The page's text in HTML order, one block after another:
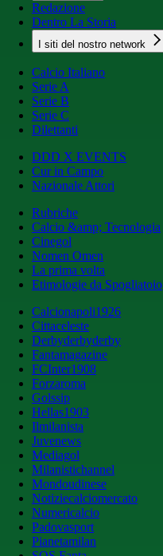
Redazione
Dentro La Storia
I siti del nostro network
Calcio Italiano
Serie A
Serie B
Serie C
Dilettanti
DDD X EVENTS
Cur in Campo
Nazionale Attori
Rubriche
Calcio &amp; Tecnologia
Cinegol
Nomen Omen
La prima volta
Etimologie da Spogliatoio
Calcionapoli1926
Cittaceleste
Derbyderbyderby
Fantamagazine
FCInter1908
Forzaroma
Golssip
Hellas1903
Ilmilanista
Juvenews
Mediagol
Milanistichannel
Mondoudinese
Notiziecalciomercato
Numericalcio
Padovasport
Pianetamilan